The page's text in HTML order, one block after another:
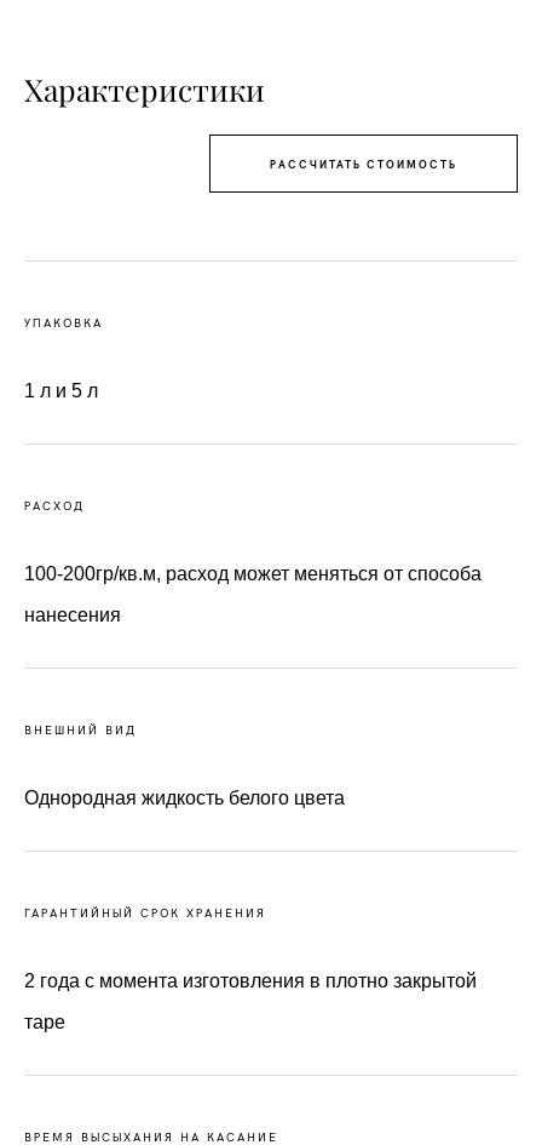
Характеристики
РАССЧИТАТЬ СТОИМОСТЬ
УПАКОВКА
1 л и 5 л
РАСХОД
100-200гр/кв.м, расход может меняться от способа
нанесения
ВНЕШНИЙ ВИД
Однородная жидкость белого цвета
ГАРАНТИЙНЫЙ СРОК ХРАНЕНИЯ
2 года с момента изготовления в плотно закрытой
таре
ВРЕМЯ ВЫСЫХАНИЯ НА КАСАНИЕ